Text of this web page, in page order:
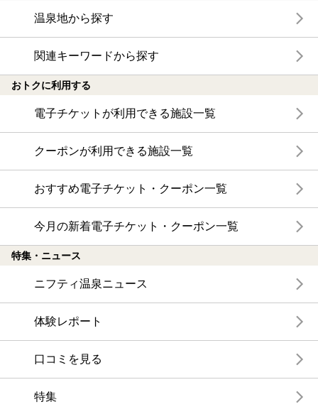
温泉地から探す
関連キーワードから探す
おトクに利用する
電子チケットが利用できる施設一覧
クーポンが利用できる施設一覧
おすすめ電子チケット・クーポン一覧
今月の新着電子チケット・クーポン一覧
特集・ニュース
ニフティ温泉ニュース
体験レポート
口コミを見る
特集